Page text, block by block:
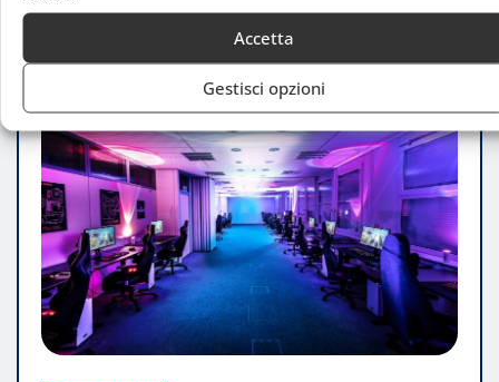
Accetta
Gestisci opzioni
innovazioni digitali